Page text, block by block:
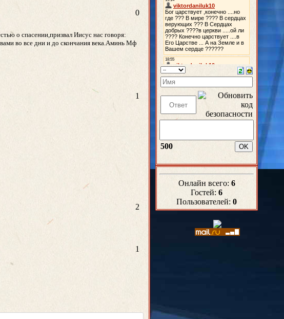
0
о спасении,призвал Иисус нас говоря:
во все дни и до скончания века.Аминь Мф
1
2
1
500
Онлайн всего: 6
Гостей: 6
Пользователей: 0